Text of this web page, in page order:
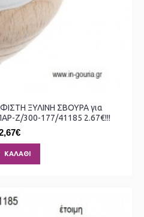
ΞΥΛΙΝΗ ΣΒΟΥΡΑ για
Ζ/300-177/41185 2.67€!!!
ΚΑΛΆΘΙ